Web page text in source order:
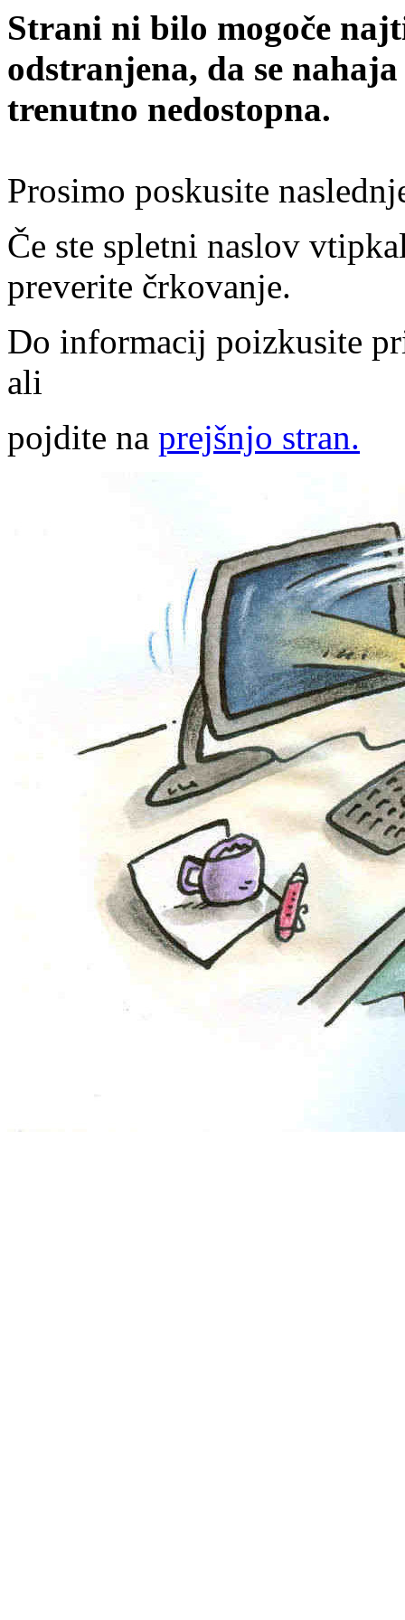
Strani ni bilo mogoče
odstranjena, da se
trenutno nedostopna.
Prosimo poskusite
Če ste spletni naslov
preverite črkovanje.
Do informacij poizkusite
ali
pojdite na prejšnjo stran.